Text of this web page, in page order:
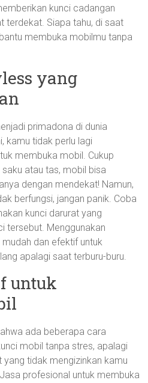
kunci cadangan
terdekat. Siapa tahu, di saat
membuka mobilmu tanpa
yang
primadona di dunia
kamu tidak perlu lagi
membuka mobil. Cukup
atau tas, mobil bisa
dengan mendekat! Namun,
berfungsi, jangan panik. Coba
kunci darurat yang
tersebut. Menggunakan
dan efektif untuk
apalagi saat terburu-buru.
untuk
ada beberapa cara
mobil tanpa stres, apalagi
tidak mengizinkan kamu
profesional untuk membuka